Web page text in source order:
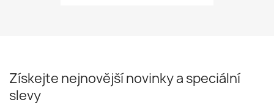
Získejte nejnovější novinky a speciální
slevy